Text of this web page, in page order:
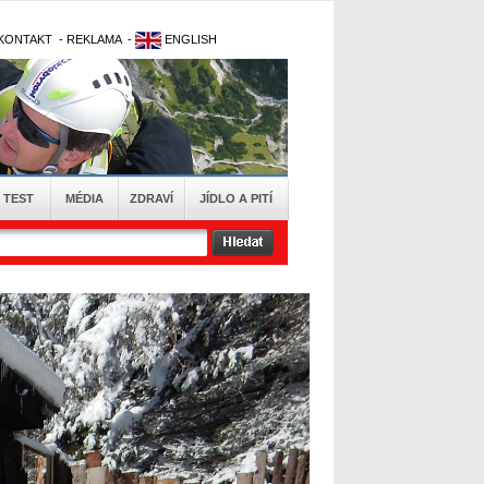
- REKLAMA - ENGLISH
TEST MÉDIA ZDRAVÍ JÍDLO A PITÍ